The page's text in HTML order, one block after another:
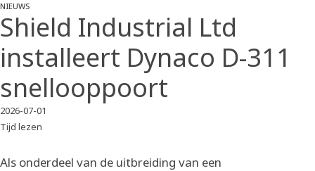
NIEUWS
Shield Industrial Ltd
installeert Dynaco D-311
snellooppoort
2026-07-01
Tijd lezen
Als onderdeel van de uitbreiding van een